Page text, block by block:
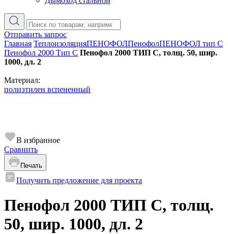
Отправить запрос
Главная ТеплоизоляцияПЕНОФОЛПенофолПЕНОФОЛ тип C
Пенофол 2000 Тип С Пенофол 2000 ТИП С, толщ. 50, шир.
1000, дл. 2
Материал:
полиэтилен вспененный
В избранное
Сравнить
Печать
Получить предложение для проекта
Пенофол 2000 ТИП С, толщ.
50, шир. 1000, дл. 2